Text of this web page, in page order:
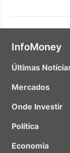
InfoMoney
Últimas
Mercados
Onde Investir
Política
Economia